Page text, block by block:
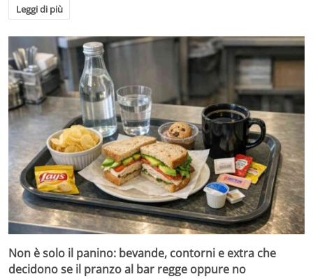
Leggi di più
Non è solo il panino: bevande, contorni e extra che
decidono se il pranzo al bar regge oppure no